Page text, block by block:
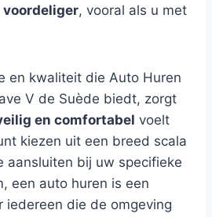
, vooral als u met
en kwaliteit die Auto Huren
V de Suède biedt, zorgt
en comfortabel voelt
kiezen uit een breed scala
aansluiten bij uw specifieke
een auto huren is een
iedereen die de omgeving